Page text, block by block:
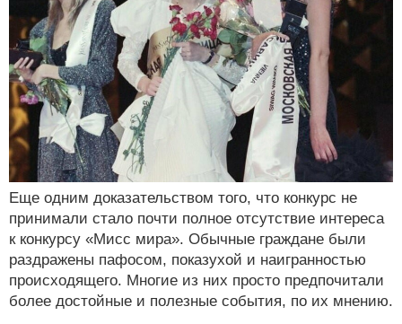
Еще одним доказательством того, что конкурс не
принимали стало почти полное отсутствие интереса
к конкурсу «Мисс мира». Обычные граждане были
раздражены пафосом, показухой и наигранностью
происходящего. Многие из них просто предпочитали
более достойные и полезные события, по их мнению.